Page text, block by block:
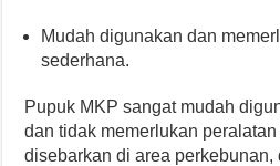
Mudah digunakan dan
sederhana.
Pupuk MKP sangat mudah
dan tidak memerlukan
disebarkan di area perkebunan,